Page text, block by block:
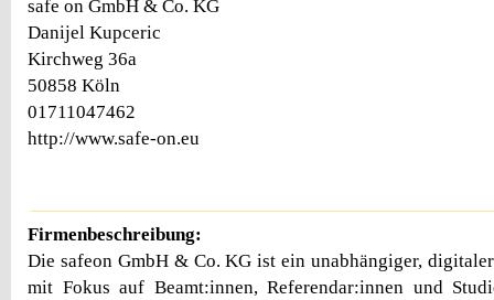
safe on GmbH & Co. KG
Danijel Kupceric
Kirchweg 36a
50858 Köln
01711047462
http://www.safe-on.eu
Firmenbeschreibung:
Die safeon GmbH & Co. KG ist ein unabhängiger,
mit Fokus auf Beamt:innen, Referendar:innen und